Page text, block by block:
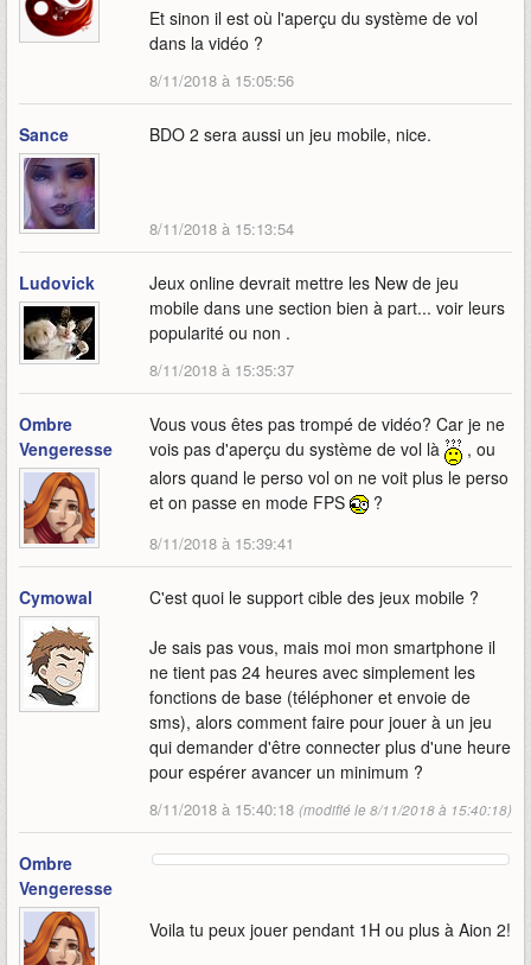
Et sinon il est où l'aperçu du système de vol
dans la vidéo ?
8/11/2018 à 15:05:56
Sance BDO 2 sera aussi un jeu mobile, nice.
8/11/2018 à 15:13:54
Ludovick
Jeux online devrait mettre les New de jeu
mobile dans une section bien à part... voir leurs
popularité ou non .
8/11/2018 à 15:35:37
Ombre
Vengeresse
Vous vous êtes pas trompé de vidéo? Car je ne
vois pas d'aperçu du système de vol là
, ou
alors quand le perso vol on ne voit plus le perso
et on passe en mode FPS
?
8/11/2018 à 15:39:41
Cymowal C'est quoi le support cible des jeux mobile ?
Je sais pas vous, mais moi mon smartphone il
ne tient pas 24 heures avec simplement les
fonctions de base (téléphoner et envoie de
sms), alors comment faire pour jouer à un jeu
qui demander d'être connecter plus d'une heure
pour espérer avancer un minimum ?
8/11/2018 à 15:40:18 (modifié le 8/11/2018 à 15:40:18)
Ombre
Vengeresse
Voila tu peux jouer pendant 1H ou plus à Aion 2!